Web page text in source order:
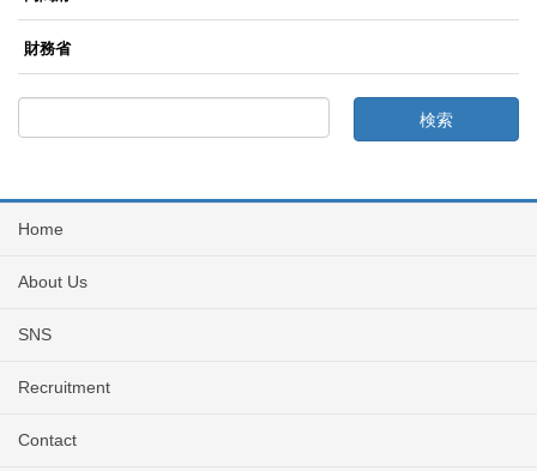
財務省
Home
About Us
SNS
Recruitment
Contact